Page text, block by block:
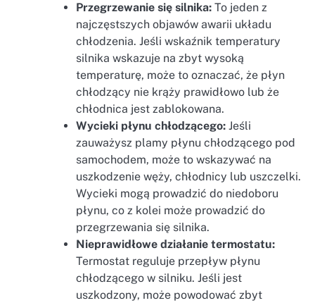
Przegrzewanie się silnika: To jeden z
najczęstszych objawów awarii układu
chłodzenia. Jeśli wskaźnik temperatury
silnika wskazuje na zbyt wysoką
temperaturę, może to oznaczać, że płyn
chłodzący nie krąży prawidłowo lub że
chłodnica jest zablokowana.
Wycieki płynu chłodzącego: Jeśli
zauważysz plamy płynu chłodzącego pod
samochodem, może to wskazywać na
uszkodzenie węży, chłodnicy lub uszczelki.
Wycieki mogą prowadzić do niedoboru
płynu, co z kolei może prowadzić do
przegrzewania się silnika.
Nieprawidłowe działanie termostatu:
Termostat reguluje przepływ płynu
chłodzącego w silniku. Jeśli jest
uszkodzony, może powodować zbyt